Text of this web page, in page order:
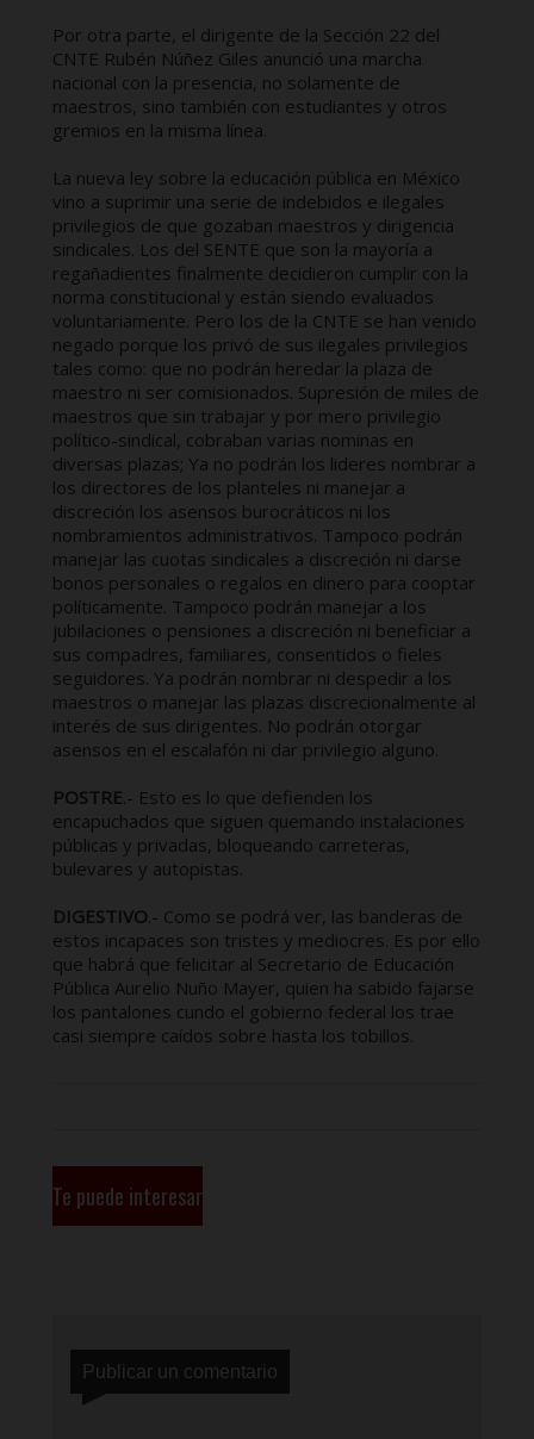
Por otra parte, el dirigente de la Sección 22 del
CNTE Rubén Núñez Giles anunció una marcha
nacional con la presencia, no solamente de
maestros, sino también con estudiantes y otros
gremios en la misma línea.
La nueva ley sobre la educación pública en México
vino a suprimir una serie de indebidos e ilegales
privilegios de que gozaban maestros y dirigencia
sindicales. Los del SENTE que son la mayoría a
regañadientes finalmente decidieron cumplir con la
norma constitucional y están siendo evaluados
voluntariamente. Pero los de la CNTE se han venido
negado porque los privó de sus ilegales privilegios
tales como: que no podrán heredar la plaza de
maestro ni ser comisionados. Supresión de miles de
maestros que sin trabajar y por mero privilegio
político-sindical, cobraban varias nominas en
diversas plazas; Ya no podrán los lideres nombrar a
los directores de los planteles ni manejar a
discreción los asensos burocráticos ni los
nombramientos administrativos. Tampoco podrán
manejar las cuotas sindicales a discreción ni darse
bonos personales o regalos en dinero para cooptar
políticamente. Tampoco podrán manejar a los
jubilaciones o pensiones a discreción ni beneficiar a
sus compadres, familiares, consentidos o fieles
seguidores. Ya podrán nombrar ni despedir a los
maestros o manejar las plazas discrecionalmente al
interés de sus dirigentes. No podrán otorgar
asensos en el escalafón ni dar privilegio alguno.
POSTRE .- Esto es lo que defienden los
encapuchados que siguen quemando instalaciones
públicas y privadas, bloqueando carreteras,
bulevares y autopistas.
DIGESTIVO .- Como se podrá ver, las banderas de
estos incapaces son tristes y mediocres. Es por ello
que habrá que felicitar al Secretario de Educación
Pública Aurelio Nuño Mayer, quien ha sabido fajarse
los pantalones cundo el gobierno federal los trae
casi siempre caídos sobre hasta los tobillos.
Te puede interesar
Publicar un comentario